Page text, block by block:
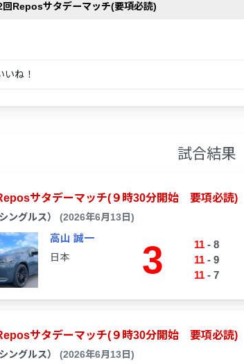
回Reposサタデーマッチ(要項必読)
いね！
試合結果
サタデーマッチ(９時30分開始 要項必読)
ングルス） (2026年6月13日)
高山 誠一
日本 3 11- 8
11- 9
11- 7
サタデーマッチ(９時30分開始 要項必読)
ングルス） (2026年6月13日)